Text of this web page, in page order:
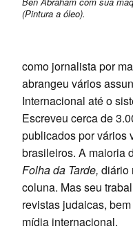
(Pintura a óleo).
como jornalista por
abrangeu vários
Internacional até o
Escreveu cerca de
publicados por vários
brasileiros. A maioria
Folha da Tarde, diário
coluna. Mas seu
revistas judaicas,
mídia internacional.